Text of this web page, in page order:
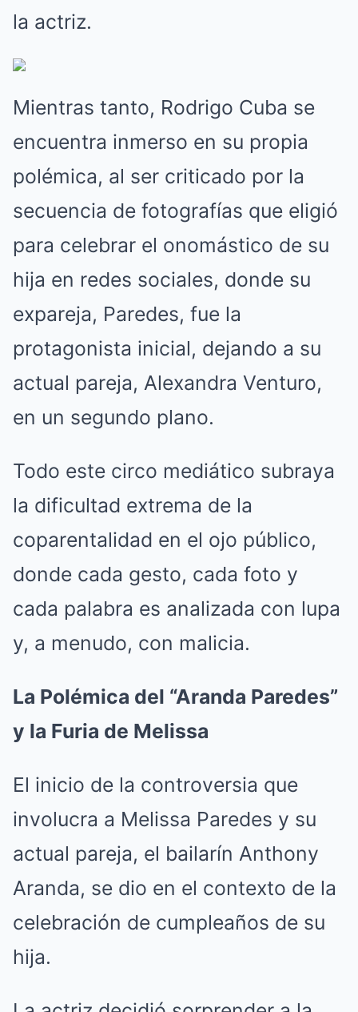
la actriz.
Mientras tanto, Rodrigo Cuba se
encuentra inmerso en su propia
polémica, al ser criticado por la
secuencia de fotografías que eligió
para celebrar el onomástico de su
hija en redes sociales, donde su
expareja, Paredes, fue la
protagonista inicial, dejando a su
actual pareja, Alexandra Venturo,
en un segundo plano.
Todo este circo mediático subraya
la dificultad extrema de la
coparentalidad en el ojo público,
donde cada gesto, cada foto y
cada palabra es analizada con lupa
y, a menudo, con malicia.
La Polémica del “Aranda Paredes”
y la Furia de Melissa
El inicio de la controversia que
involucra a Melissa Paredes y su
actual pareja, el bailarín Anthony
Aranda, se dio en el contexto de la
celebración de cumpleaños de su
hija.